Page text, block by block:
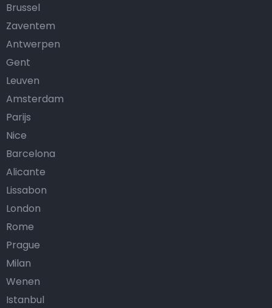
Brussel
Zaventem
Antwerpen
Gent
Leuven
Amsterdam
Parijs
Nice
Barcelona
Alicante
Lissabon
London
Rome
Prague
Milan
Wenen
Istanbul